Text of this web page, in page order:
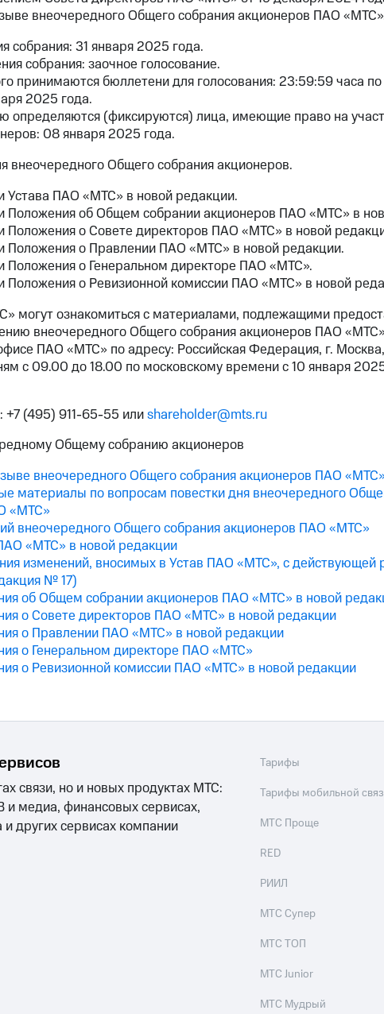
внеочередного Общего собрания акционеров ПАО
собрания: 31 января 2025 года.
собрания: заочное голосование.
принимаются бюллетени для голосования: 23:59:59 часа
2025 года.
определяются (фиксируются) лица, имеющие право на
08 января 2025 года.
внеочередного Общего собрания акционеров.
Устава ПАО «МТС» в новой редакции.
Положения об Общем собрании акционеров ПАО «МТС» в
Положения о Совете директоров ПАО «МТС» в новой
Положения о Правлении ПАО «МТС» в новой редакции.
Положения о Генеральном директоре ПАО «МТС».
Положения о Ревизионной комиссии ПАО «МТС» в новой
могут ознакомиться с материалами, подлежащими
внеочередного Общего собрания акционеров ПАО
ПАО «МТС» по адресу: Российская Федерация, г.
с 09.00 до 18.00 по московскому времени с 10 января
+7 (495) 911-65-55 илиshareholder@mts.ru
Общему собранию акционеров
внеочередного Общего собрания акционеров ПАО «МТС»
материалы по вопросам повестки дня внеочередного
«МТС»
внеочередного Общего собрания акционеров ПАО «МТС»
«МТС» в новой редакции
изменений, вносимых в Устав ПАО «МТС», с действующей
№ 17)
об Общем собрании акционеров ПАО «МТС» в новой
о Совете директоров ПАО «МТС» в новой редакции
о Правлении ПАО «МТС» в новой редакции
о Генеральном директоре ПАО «МТС»
о Ревизионной комиссии ПАО «МТС» в новой редакции
связи, но и новых продуктах МТС:
медиа, финансовых сервисах,
других сервисах компании
Тарифы
Тарифы мобильной
МТС Проще
RED
РИИЛ
МТС Супер
МТС ТОП
МТС Junior
МТС Мудрый